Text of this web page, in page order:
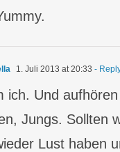
1. Juli 2013 at 20:33 -
ich. Und
Jungs. Sollten
Lust haben